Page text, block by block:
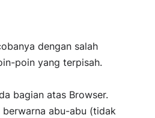
dengan salah
poin yang terpisah.
bagian atas Browser.
abu-abu (tidak